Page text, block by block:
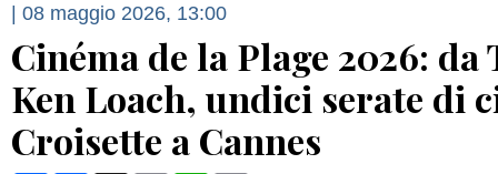
| 08 maggio 2026, 13:00
Cinéma de la Plage 2026: da
Ken Loach, undici serate di
Croisette a Cannes